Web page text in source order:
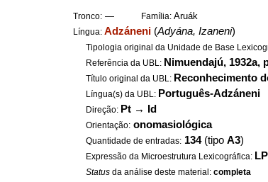
Tronco:— Família:Aruák
Língua: Adzáneni(Adyána, Izaneni)
Tipologia original da Unidade de Base
Referência da UBL: Nimuendajú, 1932a,
Título original da UBL: Reconhecimento
Língua(s) da UBL: Português-Adzáneni
Direção: Pt → Id
Orientação: onomasiológica
Quantidade de entradas: 134(tipoA3)
Expressão da Microestrutura Lexicográfica:
Status da análise deste material:completa